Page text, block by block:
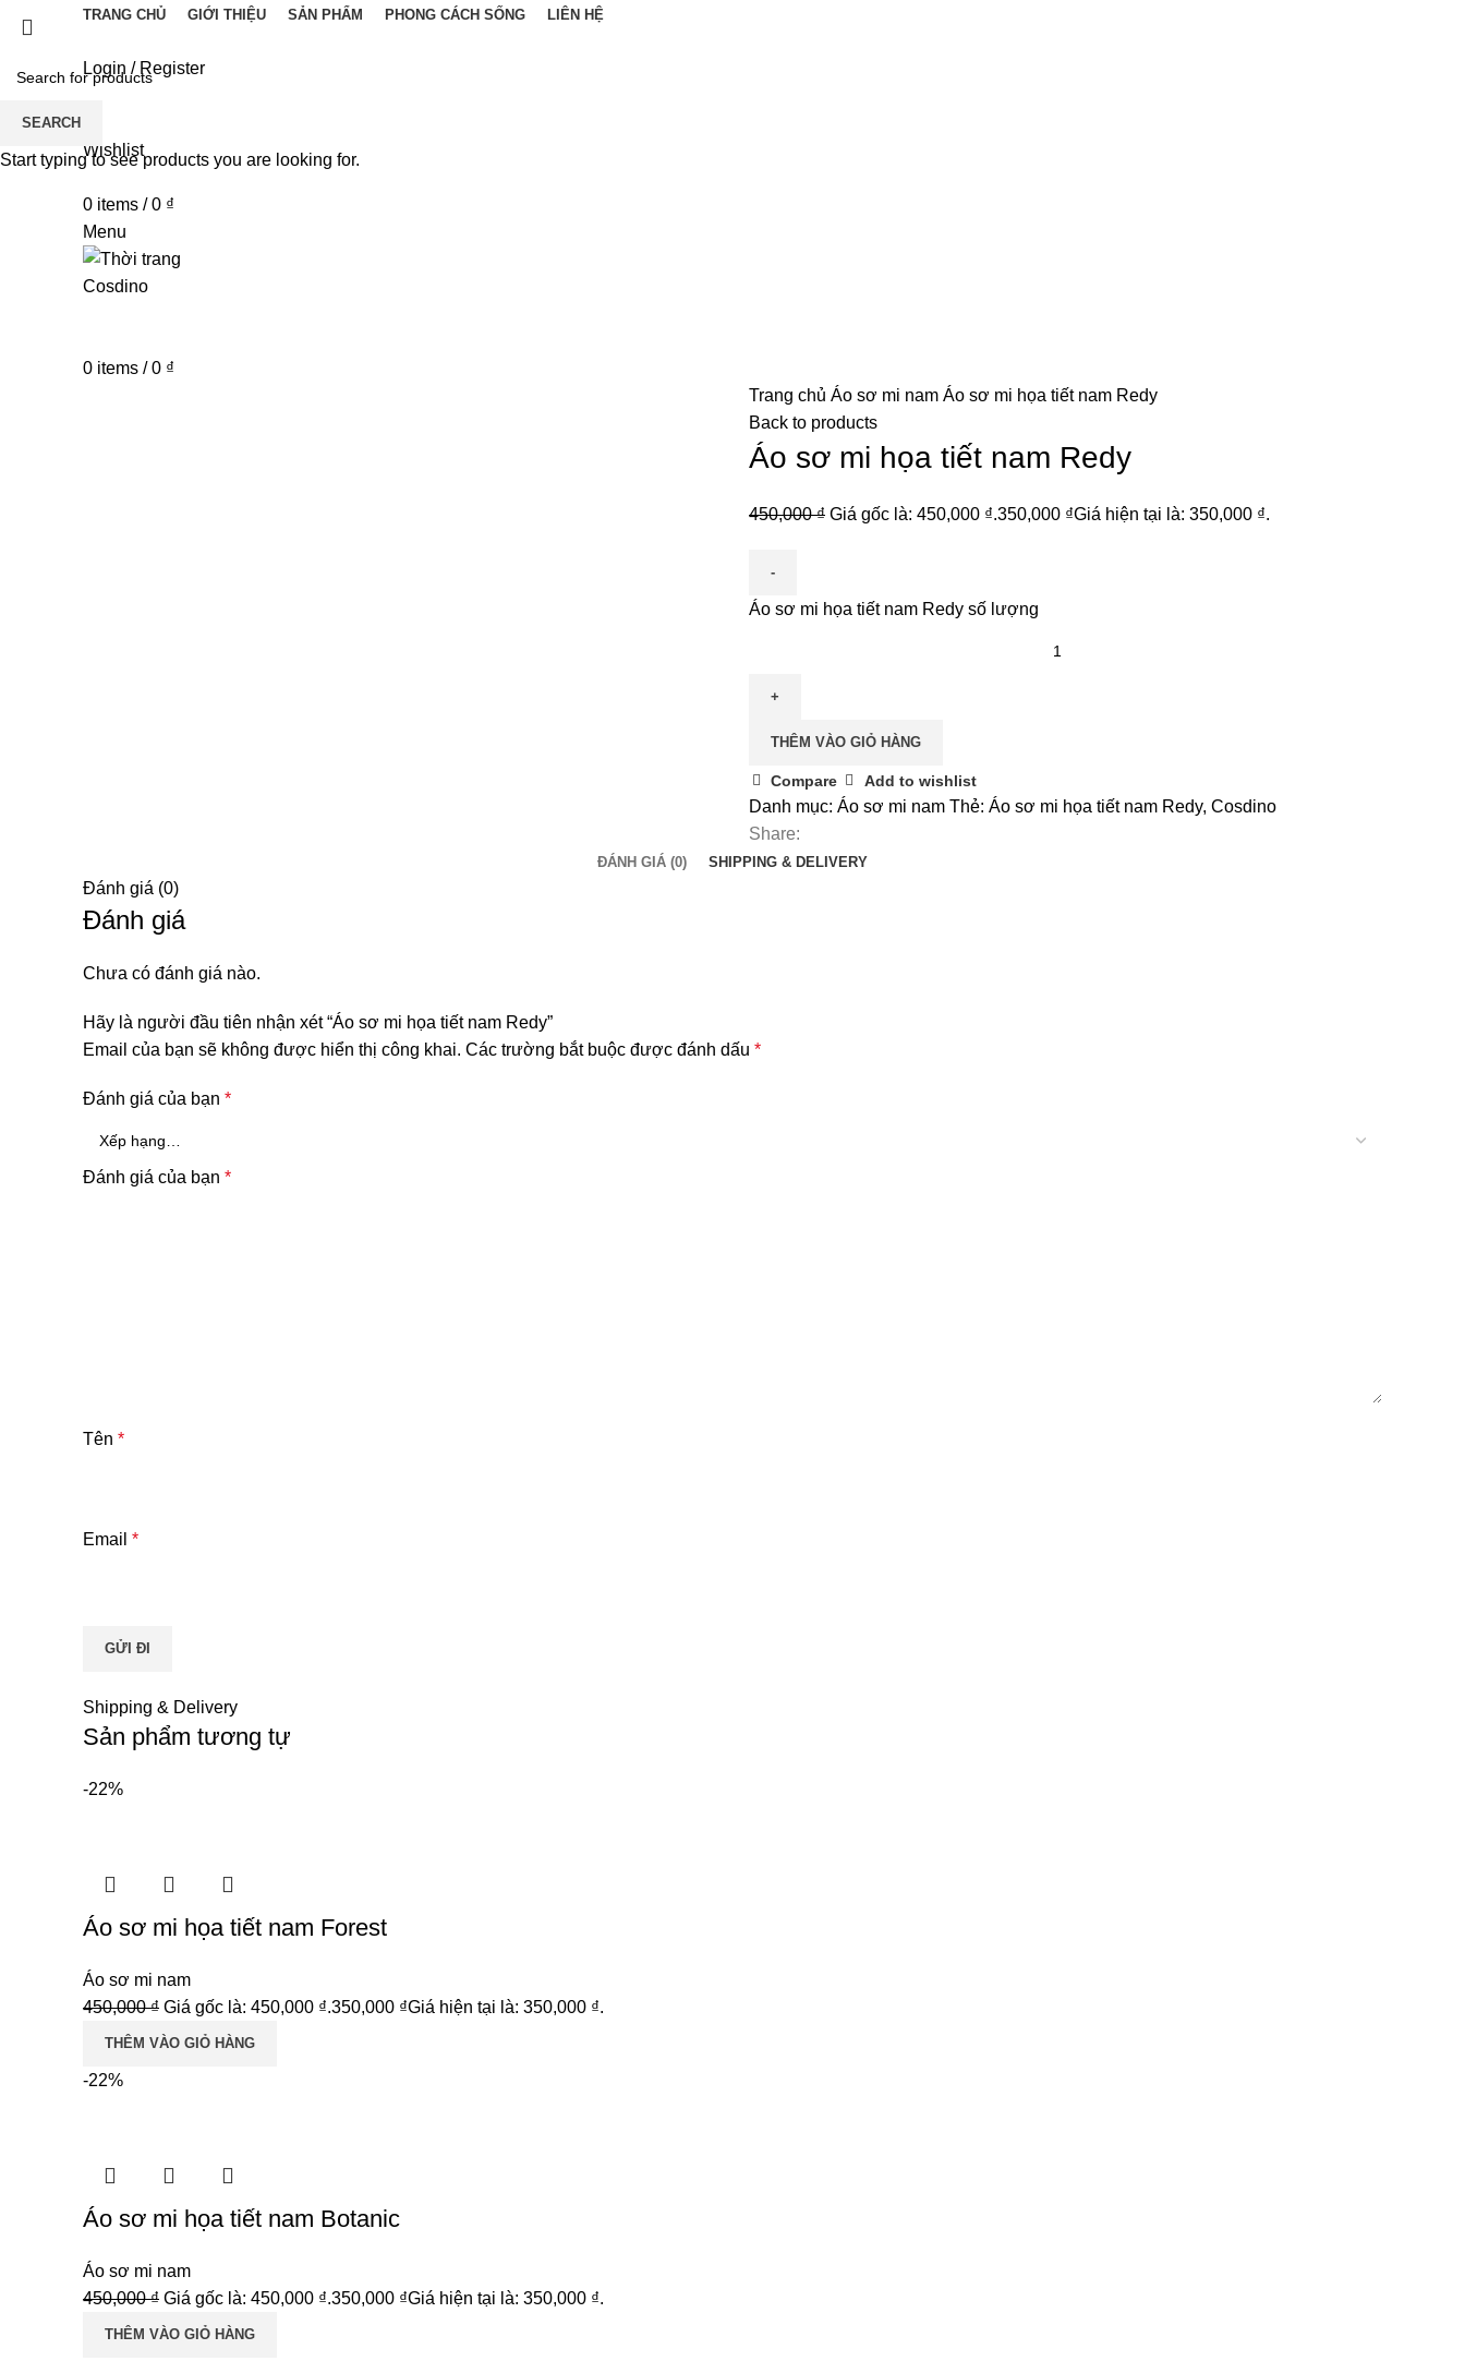
TRANG CHỦ GIỚI THIỆU SẢN PHẨM PHONG CÁCH SỐNG LIÊN HỆ
Login / Register
Wishlist
0 items / 0 ₫
Menu
0 items / 0 ₫
Trang chủ Áo sơ mi nam Áo sơ mi họa tiết nam Redy
Back to products
Áo sơ mi họa tiết nam Redy
450,000₫ Giá gốc là: 450,000 ₫.350,000 ₫Giá hiện tại là: 350,000 ₫.
Áo sơ mi họa tiết nam Redy số lượng
THÊM VÀO GIỎ HÀNG
Compare Add to wishlist
Danh mục: Áo sơ mi nam Thẻ: Áo sơ mi họa tiết nam Redy, Cosdino
Share:
ĐÁNH GIÁ (0) SHIPPING & DELIVERY
Đánh giá (0)
Đánh giá
Chưa có đánh giá nào.
Hãy là người đầu tiên nhận xét “Áo sơ mi họa tiết nam Redy”
Email của bạn sẽ không được hiển thị công khai. Các trường bắt buộc được đánh dấu *
Đánh giá của bạn *
Đánh giá của bạn *
Tên *
Email *
Shipping & Delivery
Sản phẩm tương tự
-22%
Áo sơ mi họa tiết nam Forest
Áo sơ mi nam
450,000₫ Giá gốc là: 450,000 ₫.350,000 ₫Giá hiện tại là: 350,000 ₫.
THÊM VÀO GIỎ HÀNG
-22%
Áo sơ mi họa tiết nam Botanic
Áo sơ mi nam
450,000₫ Giá gốc là: 450,000 ₫.350,000 ₫Giá hiện tại là: 350,000 ₫.
THÊM VÀO GIỎ HÀNG
SEARCH
Start typing to see products you are looking for.